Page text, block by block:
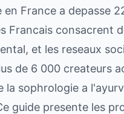
France a depasse
Francais consacrent
et les reseaux
de 6 000 createurs
la sophrologie a
guide presente les